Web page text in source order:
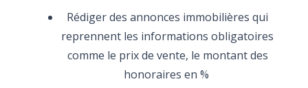
Rédiger des annonces immobilières qui
reprennent les informations obligatoires
comme le prix de vente, le montant des
honoraires en %